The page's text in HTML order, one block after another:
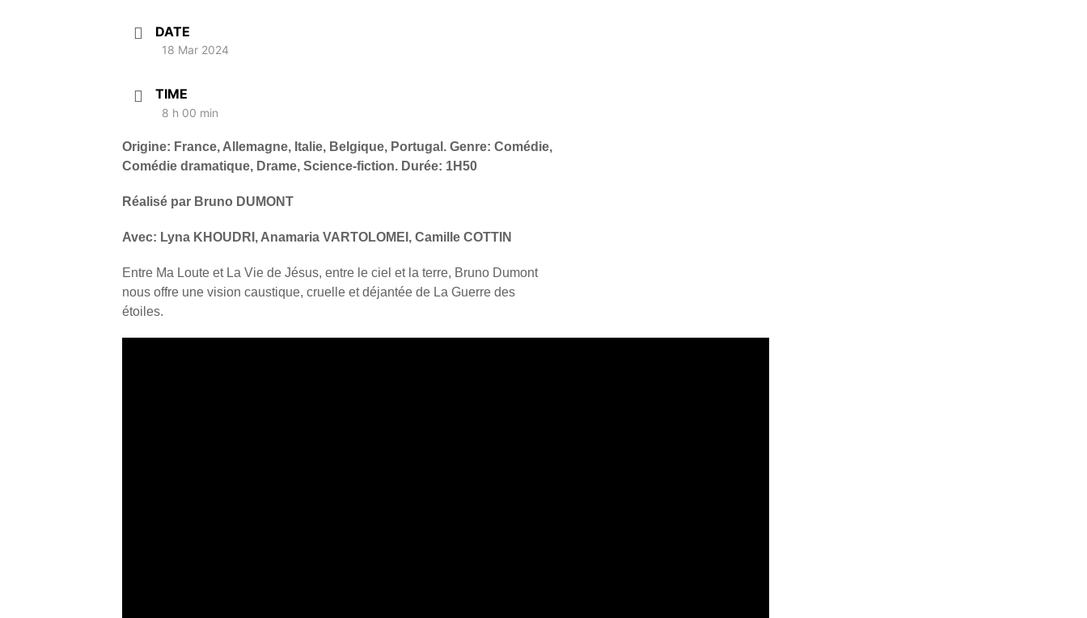
DATE
18 Mar 2024
TIME
8 h 00 min
Origine: France, Allemagne, Italie, Belgique, Portugal. Genre: Comédie,
Comédie dramatique, Drame, Science-fiction. Durée: 1H50
Réalisé par Bruno DUMONT
Avec: Lyna KHOUDRI, Anamaria VARTOLOMEI, Camille COTTIN
Entre Ma Loute et La Vie de Jésus, entre le ciel et la terre, Bruno Dumont
nous offre une vision caustique, cruelle et déjantée de La Guerre des
étoiles.